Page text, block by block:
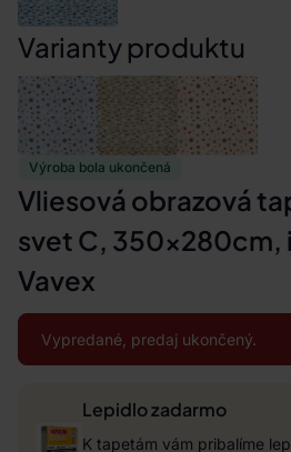
Výroba bola ukončená
Vliesová obrazová
svet C, 350x280cm,
Vavex
Vypredané, predaj ukončený.
Lepidlo zadarmo
K tapetám vám pribalíme
Varianty produktu